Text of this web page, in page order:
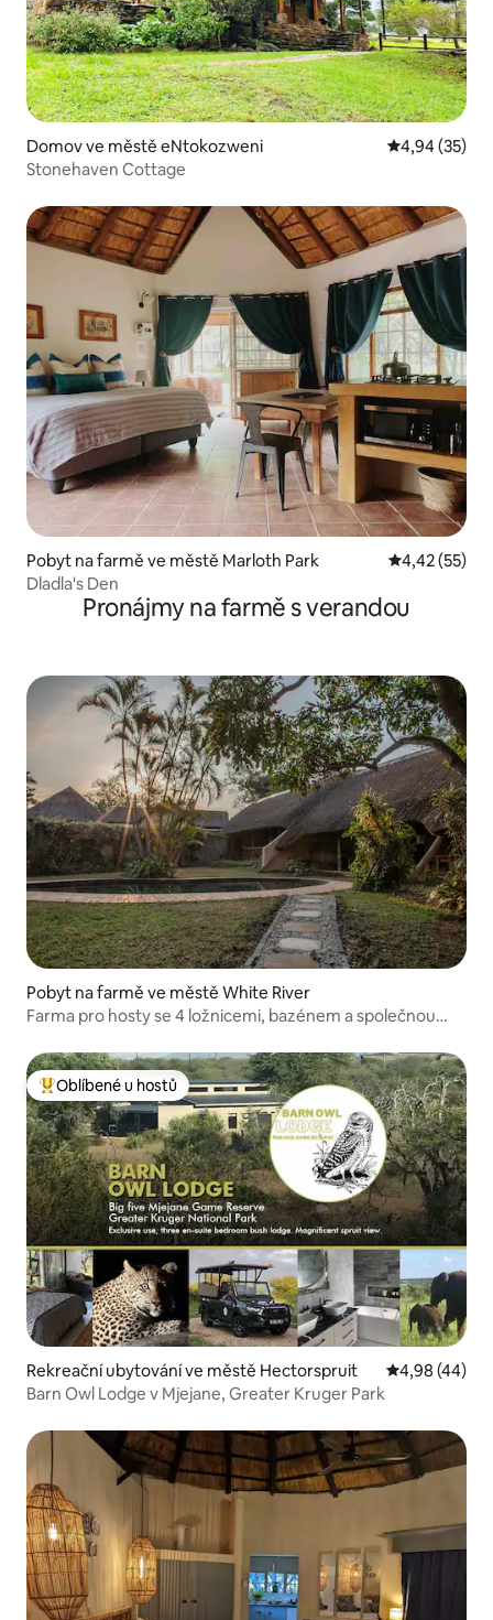
Domov ve městě eNtokozweni Průměrné
4,94 (35)
Stonehaven Cottage
Pobyt na farmě ve městě Marloth Park Průměrné
4,42 (55)
Dladla's Den
Pronájmy na farmě s verandou
Pobyt na farmě ve městě White River
Farma pro hosty se 4 ložnicemi, bazénem a společnou
Nejlepší v kategorii Oblíbené u hostů
Oblíbené u hostů
Rekreační ubytování ve městě Hectorspruit Průměrné
4,98 (44)
Barn Owl Lodge v Mjejane, Greater Kruger Park